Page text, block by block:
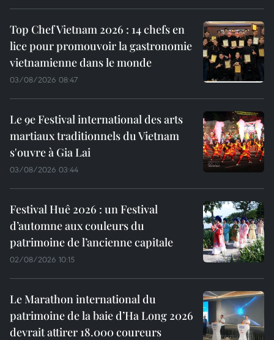
Top Chef Vietnam 2026 : 14 chefs en
lice pour promouvoir la gastronomie
vietnamienne dans le monde
03/08/2026 08:47
Le 9e Festival international des arts
martiaux traditionnels du Vietnam
s'ouvre à Gia Lai
03/08/2026 03:44
Festival Huê 2026 : un Festival
d’automne aux couleurs du
patrimoine de l’ancienne capitale
02/08/2026 10:15
Le Marathon international du
patrimoine de la baie d’Ha Long 2026
devrait attirer 18.000 coureurs